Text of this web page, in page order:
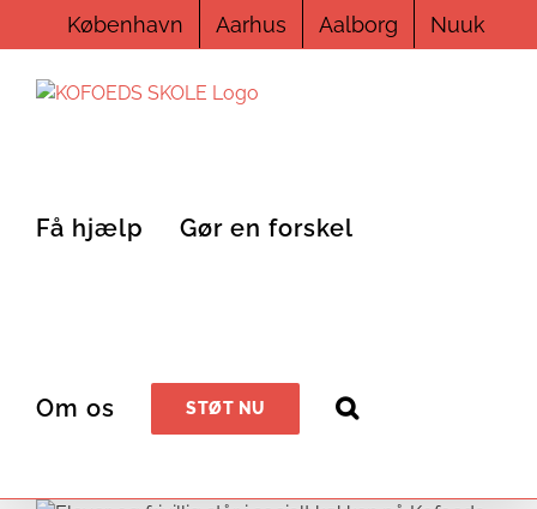
København Aarhus Aalborg Nuuk
Få hjælp Gør en forskel
Om os STØT NU